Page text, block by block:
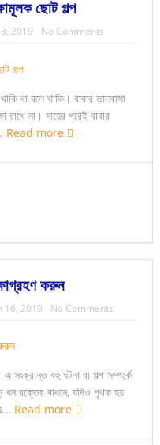
ছোট গল্প
2019 No Comments
বা বলে থাকি। বাবার ভালবাসা
রাখে না। মায়ের পরেই বাবার
Read more
করুন
16, 2019 No Comments
সংক্রান্ত বহু ঘটনা বা গল্প সম্পর্কে
ধন রক্তের বাধনে, যদিও পৃথক হয়
Read more